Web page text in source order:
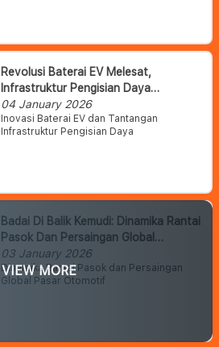
Revolusi Baterai EV Melesat,
Infrastruktur Pengisian Daya
Menghadang
04 January 2026
Inovasi Baterai EV dan Tantangan
Infrastruktur Pengisian Daya
Badai Di Balik Kemudi: Dinamika Rantai
Pasok Dan Persaingan Global
Otomotif Makin Panas
03 January 2026
Dinamika Rantai Pasok dan Persaingan
Global Pasar Otomotif
VIEW MORE